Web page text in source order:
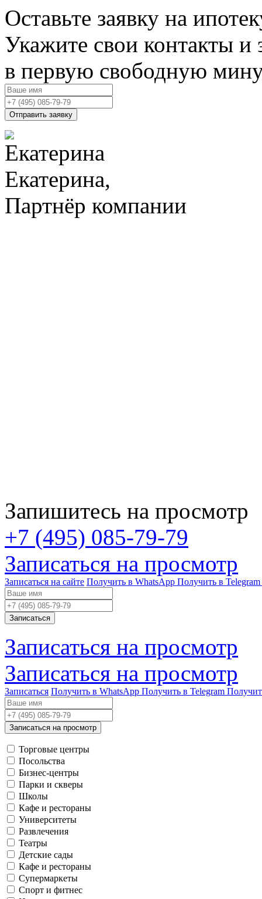
Оставьте заявку на
Укажите свои контакты и
в первую свободную
Отправить заявку
Екатерина,
Партнёр компании
Запишитесь на просмотр
+7 (495) 085-79-79
Записаться на просмотр
Записаться на сайте Получить в WhatsApp Получить в Telegram
Записаться
Записаться на просмотр
Записаться на просмотр
Записаться Получить в WhatsApp Получить в Telegram
Записаться на просмотр
Торговые центры
Посольства
Бизнес-центры
Парки и скверы
Школы
Кафе и рестораны
Университеты
Развлечения
Театры
Детские сады
Кафе и рестораны
Супермаркеты
Спорт и фитнес